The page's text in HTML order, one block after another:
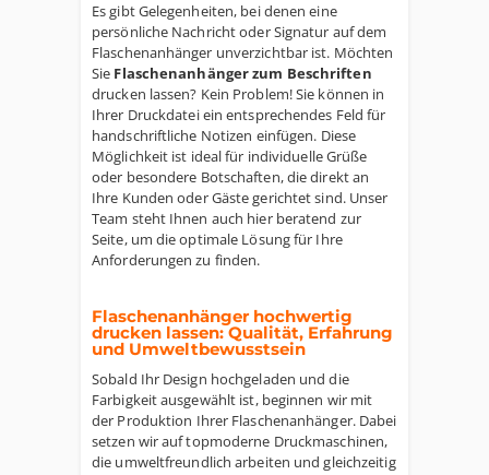
Es gibt Gelegenheiten, bei denen eine
persönliche Nachricht oder Signatur auf dem
Flaschenanhänger unverzichtbar ist. Möchten
Sie Flaschenanhänger zum Beschriften
drucken lassen? Kein Problem! Sie können in
Ihrer Druckdatei ein entsprechendes Feld für
handschriftliche Notizen einfügen. Diese
Möglichkeit ist ideal für individuelle Grüße
oder besondere Botschaften, die direkt an
Ihre Kunden oder Gäste gerichtet sind. Unser
Team steht Ihnen auch hier beratend zur
Seite, um die optimale Lösung für Ihre
Anforderungen zu finden.
Flaschenanhänger hochwertig
drucken lassen: Qualität, Erfahrung
und Umweltbewusstsein
Sobald Ihr Design hochgeladen und die
Farbigkeit ausgewählt ist, beginnen wir mit
der Produktion Ihrer Flaschenanhänger. Dabei
setzen wir auf topmoderne Druckmaschinen,
die umweltfreundlich arbeiten und gleichzeitig